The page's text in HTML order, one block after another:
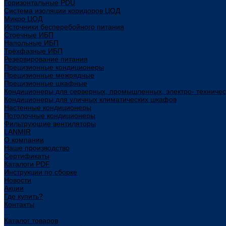
Горизонтальные PDU
Система изоляции коридоров ЦОД
Микро ЦОД
Источники бесперебойного питания
Стоечные ИБП
Напольные ИБП
Трёхфазные ИБП
Резервирование питания
Прецизионные кондиционеры
Прецизионные межрядные
Прецизионные шкафные
Кондиционеры для серверных, промышленных, электро-
Кондиционеры для уличных климатических шкафов
Настенные кондиционеры
Потолочные кондиционеры
Фильтрующие вентиляторы
LANMIR
О компании
Наше производство
Сертификаты
Каталоги PDF
Инструкции по сборке
Новости
Акции
Где купить?
Контакты
Каталог товаров